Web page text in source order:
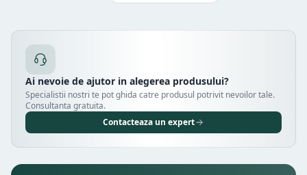
Ai nevoie de ajutor in alegerea produsului?
Specialistii nostri te pot ghida catre produsul potrivit nevoilor tale.
Consultanta gratuita.
Contacteaza un expert